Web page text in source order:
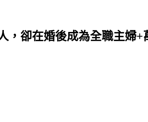
，卻在婚後成為全職主婦+